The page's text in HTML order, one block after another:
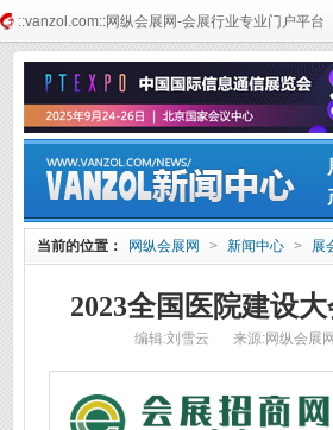
::vanzol.com::网纵会展网-会展行业专业门户平台
当前的位置： 网纵会展网 > 新闻中心 > 展
2023全国医院建设
编辑:刘雪云 来源:网纵会展网